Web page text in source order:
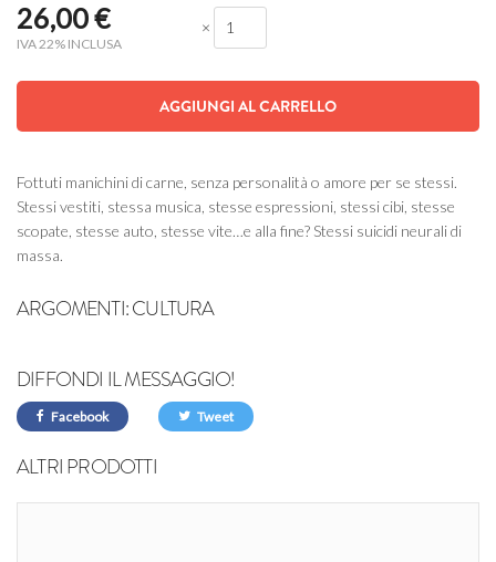
26,00€
IVA 22% INCLUSA
×
AGGIUNGI AL CARRELLO
Fottuti manichini di carne, senza personalità o amore per se stessi.
Stessi vestiti, stessa musica, stesse espressioni, stessi cibi, stesse
scopate, stesse auto, stesse vite…e alla fine? Stessi suicidi neurali di
massa.
ARGOMENTI:CULTURA
DIFFONDI IL MESSAGGIO!
Facebook Tweet
ALTRI PRODOTTI